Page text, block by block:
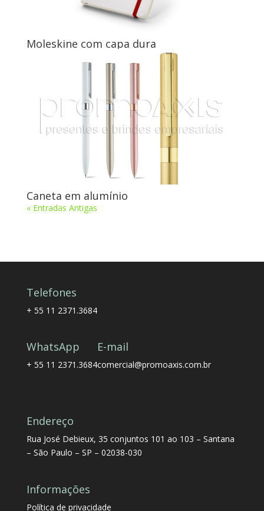
Moleskine com capa dura
Caneta em alumínio
« Entradas Antigas
Telefones
+ 55 11 2371.3684
WhatsApp
+ 55 11 2371.3684
E-mail
comercial@promoaxis.com.br
Endereço
Rua José Debieux, 35 conjuntos 101 ao 103 – Santana
– São Paulo – SP – 02038-030
Informações
Política de privacidade